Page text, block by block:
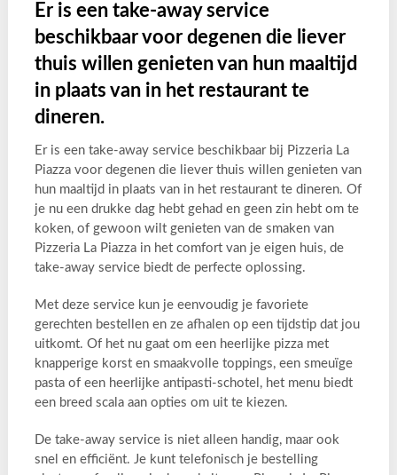
Er is een take-away service
beschikbaar voor degenen die liever
thuis willen genieten van hun maaltijd
in plaats van in het restaurant te
dineren.
Er is een take-away service beschikbaar bij Pizzeria La
Piazza voor degenen die liever thuis willen genieten van
hun maaltijd in plaats van in het restaurant te dineren. Of
je nu een drukke dag hebt gehad en geen zin hebt om te
koken, of gewoon wilt genieten van de smaken van
Pizzeria La Piazza in het comfort van je eigen huis, de
take-away service biedt de perfecte oplossing.
Met deze service kun je eenvoudig je favoriete
gerechten bestellen en ze afhalen op een tijdstip dat jou
uitkomt. Of het nu gaat om een heerlijke pizza met
knapperige korst en smaakvolle toppings, een smeuïge
pasta of een heerlijke antipasti-schotel, het menu biedt
een breed scala aan opties om uit te kiezen.
De take-away service is niet alleen handig, maar ook
snel en efficiënt. Je kunt telefonisch je bestelling